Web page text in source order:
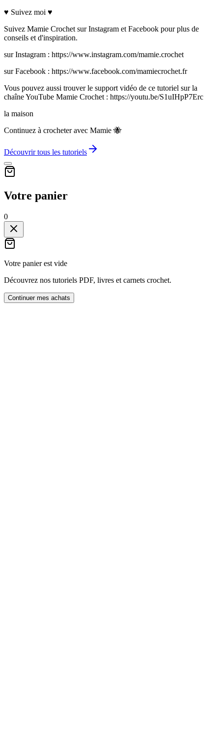
♥ Suivez moi ♥
Suivez Mamie Crochet sur Instagram et Facebook pour plus de
conseils et d'inspiration.
sur Instagram : https://www.instagram.com/mamie.crochet
sur Facebook : https://www.facebook.com/mamiecrochet.fr
Vous pouvez aussi trouver le support vidéo de ce tutoriel sur la
chaîne YouTube Mamie Crochet : https://youtu.be/S1uIHpP7Erc
la maison
Continuez à crocheter avec Mamie 🐝
Découvrir tous les tutoriels
Votre panier
0
Votre panier est vide
Découvrez nos tutoriels PDF, livres et carnets crochet.
Continuer mes achats